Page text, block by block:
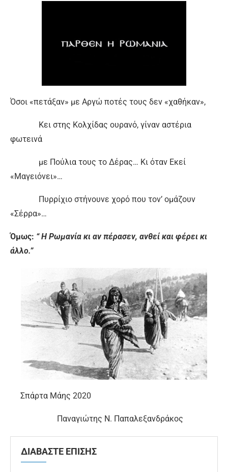
Όσοι «πετάξαν» με Αργώ ποτές τους δεν «χαθήκαν»,
Κει στης Κολχίδας ουρανό, γίναν αστέρια
φωτεινά
με Πούλια τους το Δέρας… Κι όταν Εκεί
«Μαγειόνει»…
Πυρρίχιο στήνουνε χορό που τον’ ομάζουν
«Σέρρα»…
Όμως: “ Η Ρωμανία κι αν πέρασεν, ανθεί και φέρει κι
άλλο.”
Σπάρτα Μάης 2020
Παναγιώτης Ν. Παπαλεξανδράκος
ΔΙΑΒΑΣΤΕ ΕΠΙΣΗΣ